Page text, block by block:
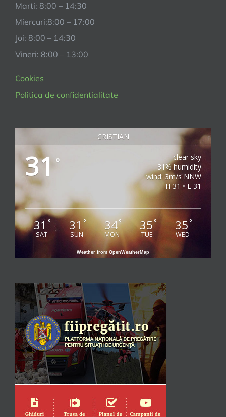
Marti: 8:00 – 14:30
Miercuri:8:00 – 17:00
Joi: 8:00 – 14:30
Vineri: 8:00 – 13:00
Cookies
Politica de confidentialitate
CRISTIAN
31°
clear sky
31% humidity
wind: 3m/s NNW
H 31 • L 31
31 °
SAT
31°
SUN
34°
MON
35°
TUE
35°
WED
Weather from OpenWeatherMap